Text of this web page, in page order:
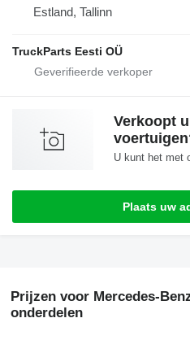
Estland, Tallinn
TruckParts Eesti OÜ
Verkoopt
U kunt het met
Plaats uw
Prijzen voor Mercedes-
onderdelen